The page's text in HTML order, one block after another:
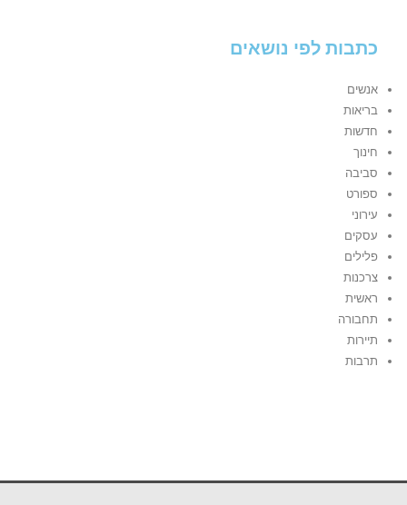
כתבות לפי נושאים
אנשים
בריאות
חדשות
חינוך
סביבה
ספורט
עירוני
עסקים
פלילים
צרכנות
ראשית
תחבורה
תיירות
תרבות